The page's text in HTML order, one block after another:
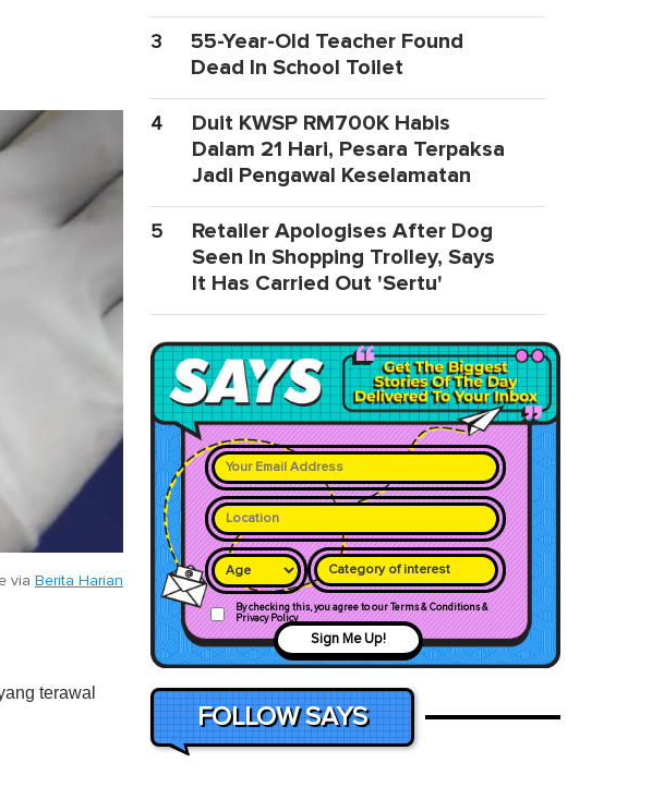
via Berita Harian
terawal
3
55-Year-Old Teacher Found
Dead In School Toilet
4
Duit KWSP RM700K Habis
Dalam 21 Hari, Pesara Terpaksa
Jadi Pengawal Keselamatan
5
Retailer Apologises After Dog
Seen In Shopping Trolley, Says
It Has Carried Out 'Sertu'
Category of interest
By checking this, you agree to our Terms & Conditions &
Privacy Policy
Sign Me Up!
FOLLOW SAYS